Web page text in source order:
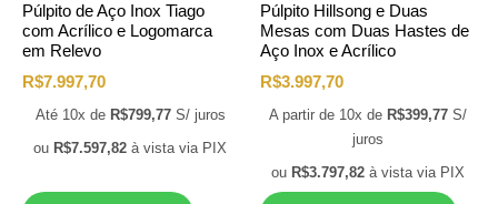
Púlpito de Aço Inox Tiago
com Acrílico e Logomarca
em Relevo
R$7.997,70
Até 10x de R$799,77 S/ juros
ou R$7.597,82 à vista via PIX
Púlpito Hillsong e Duas
Mesas com Duas Hastes de
Aço Inox e Acrílico
R$3.997,70
A partir de 10x de R$399,77 S/
juros
ou R$3.797,82 à vista via PIX